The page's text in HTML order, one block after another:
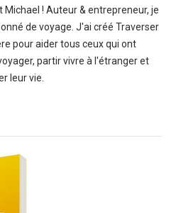
Michael ! Auteur & entrepreneur, je
de voyage. J'ai créé Traverser
pour aider tous ceux qui ont
partir vivre à l'étranger et
leur vie.